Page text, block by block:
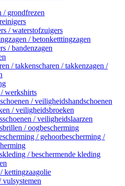
/ grondfrezen
/ waterstofzuigers
/ betonketttingzagen
/ bandenzagen
/ takkenscharen / takkenzagen /
werkshirts
/ veiligheidshandschoenen
/ veiligheidsbroeken
/ veiligheidslaarzen
/ oogbescherming
/ gehoorbescherming /
/ beschermende kleding
kettingzaagolie
vulsystemen